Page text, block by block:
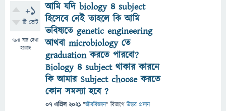
+1
টি ভোট
784 বার দেখা
হয়েছে
আমি যদি biology 4 subject
হিসেবে নেই তাহলে কি আমি
ভবিষ্যতে genetic engineering
আথবা microbiology তে
graduation করতে পারবো?
Biology 4 subject থাকার কারনে
কি আমার Subject choose করতে
কোন সমস্যা হবে ?
07 এপ্রিল 2021 "জীববিজ্ঞান" বিভাগে উত্তর প্রদান